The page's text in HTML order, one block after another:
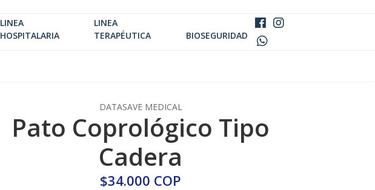
LINEA
HOSPITALARIA
LINEA
TERAPÉUTICA
BIOSEGURIDAD
DATASAVE MEDICAL
Pato Coprológico Tipo
Cadera
$34.000 COP